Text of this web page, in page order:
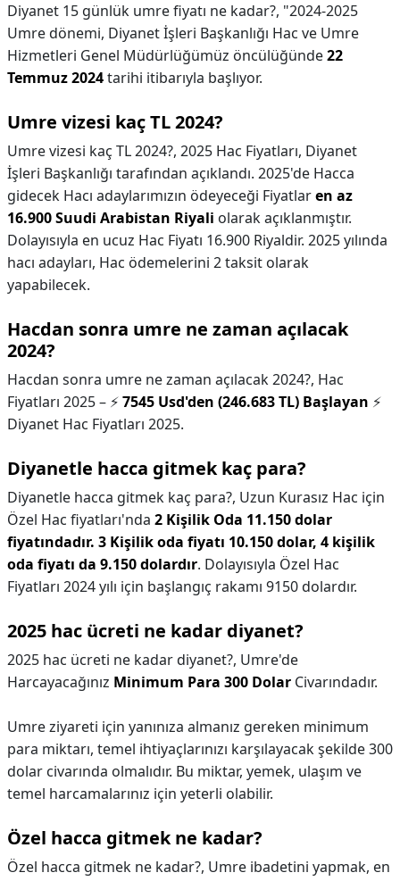
Diyanet 15 günlük umre fiyatı ne kadar?, "2024-2025
Umre dönemi, Diyanet İşleri Başkanlığı Hac ve Umre
Hizmetleri Genel Müdürlüğümüz öncülüğünde22
Temmuz 2024tarihi itibarıyla başlıyor.
Umre vizesi kaç TL 2024?
Umre vizesi kaç TL 2024?, 2025 Hac Fiyatları, Diyanet
İşleri Başkanlığı tarafından açıklandı. 2025'de Hacca
gidecek Hacı adaylarımızın ödeyeceği Fiyatlaren az
16.900 Suudi Arabistan Riyali olarak açıklanmıştır.
Dolayısıyla en ucuz Hac Fiyatı 16.900 Riyaldir. 2025 yılında
hacı adayları, Hac ödemelerini 2 taksit olarak
yapabilecek.
Hacdan sonra umre ne zaman açılacak
2024?
Hacdan sonra umre ne zaman açılacak 2024?, Hac
Fiyatları 2025 – ⚡7545 Usd'den (246.683 TL) Başlayan ⚡
Diyanet Hac Fiyatları 2025.
Diyanetle hacca gitmek kaç para?
Diyanetle hacca gitmek kaç para?, Uzun Kurasız Hac için
Özel Hac fiyatları'nda 2 Kişilik Oda 11.150 dolar
fiyatındadır. 3 Kişilik oda fiyatı 10.150 dolar, 4 kişilik
oda fiyatı da 9.150 dolardır. Dolayısıyla Özel Hac
Fiyatları 2024 yılı için başlangıç rakamı 9150 dolardır.
2025 hac ücreti ne kadar diyanet?
2025 hac ücreti ne kadar diyanet?, Umre'de
Harcayacağınız Minimum Para 300 Dolar Civarındadır.
Umre ziyareti için yanınıza almanız gereken minimum
para miktarı, temel ihtiyaçlarınızı karşılayacak şekilde 300
dolar civarında olmalıdır. Bu miktar, yemek, ulaşım ve
temel harcamalarınız için yeterli olabilir.
Özel hacca gitmek ne kadar?
Özel hacca gitmek ne kadar?, Umre ibadetini yapmak, en